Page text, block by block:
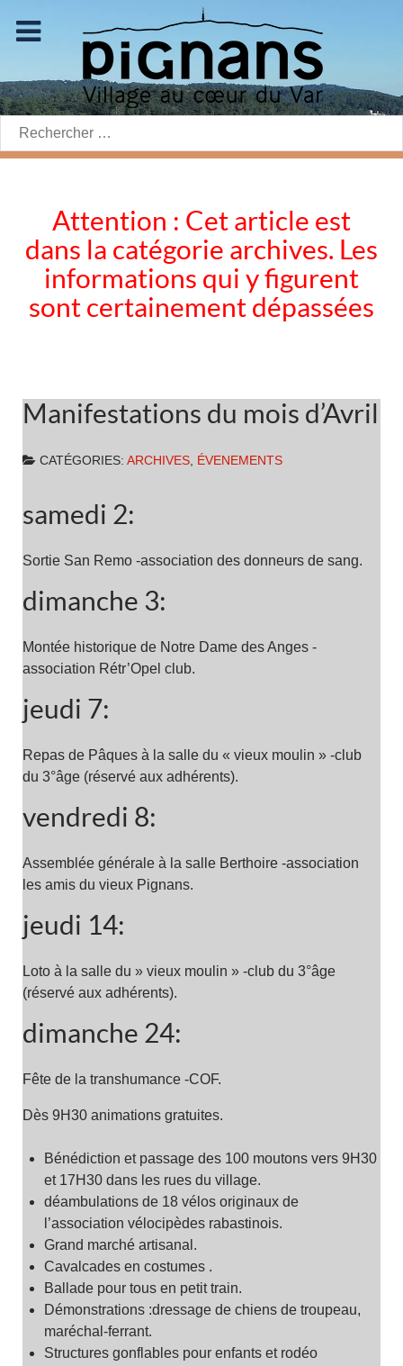
Rechercher:
Attention : Cet article est
dans la catégorie archives. Les
informations qui y figurent
sont certainement dépassées
Manifestations du mois d’Avril
CATÉGORIES: ARCHIVES, ÉVENEMENTS
samedi 2:
Sortie San Remo -association des donneurs de sang.
dimanche 3:
Montée historique de Notre Dame des Anges -
association Rétr’Opel club.
jeudi 7:
Repas de Pâques à la salle du « vieux moulin » -club
du 3°âge (réservé aux adhérents).
vendredi 8:
Assemblée générale à la salle Berthoire -association
les amis du vieux Pignans.
jeudi 14:
Loto à la salle du » vieux moulin » -club du 3°âge
(réservé aux adhérents).
dimanche 24:
Fête de la transhumance -COF.
Dès 9H30 animations gratuites.
Bénédiction et passage des 100 moutons vers 9H30
et 17H30 dans les rues du village.
déambulations de 18 vélos originaux de
l’association vélocipèdes rabastinois.
Grand marché artisanal.
Cavalcades en costumes .
Ballade pour tous en petit train.
Démonstrations :dressage de chiens de troupeau,
maréchal-ferrant.
Structures gonflables pour enfants et rodéo